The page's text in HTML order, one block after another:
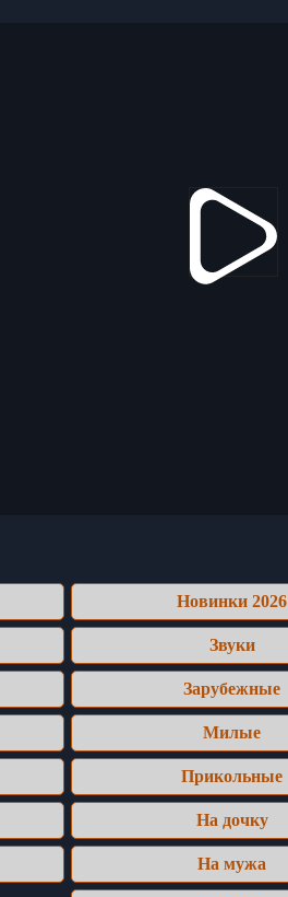
Новинки 2026
Звуки
Зарубежные
Милые
Прикольные
На дочку
На мужа